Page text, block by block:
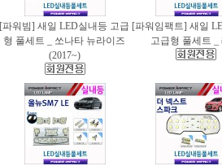
[파워빔] 새일 LED실내등 고급
형 풀세트 _ 쏘나타 뉴라이즈
(2017~)
[파워임팩트] 새일
고급형 풀세트 _